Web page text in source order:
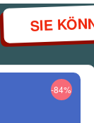
SIE
-84%